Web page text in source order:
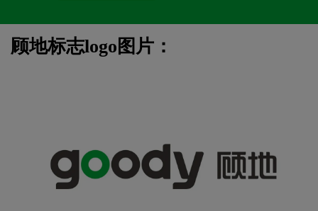
顾地标志logo图片：